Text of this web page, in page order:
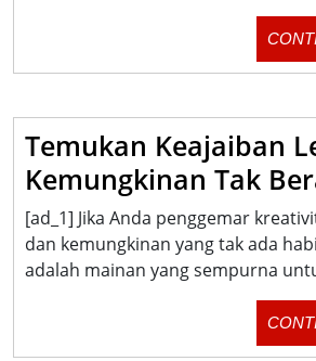
Temukan Keajaiban
Kemungkinan Tak
[ad_1] Jika Anda penggemar
dan kemungkinan yang tak ada
adalah mainan yang sempurna